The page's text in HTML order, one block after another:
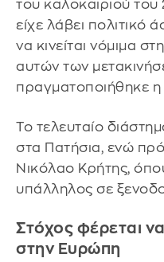
του καλοκαιριού του
είχε λάβει πολιτικό
να κινείται νόμιμα
αυτών των
πραγματοποιήθηκε
Το τελευταίο
στα Πατήσια, ενώ
Νικόλαο Κρήτης,
υπάλληλος σε
Στόχος φέρεται
στην Ευρώπη